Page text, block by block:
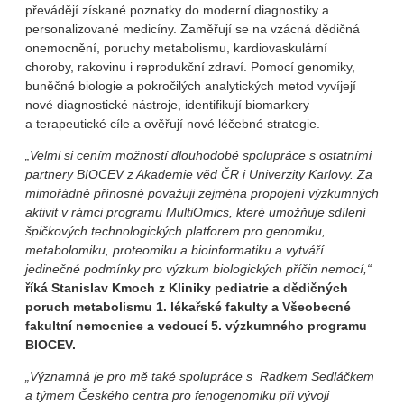
převádějí získané poznatky do moderní diagnostiky a
personalizované medicíny. Zaměřují se na vzácná dědičná
onemocnění, poruchy metabolismu, kardiovaskulární
choroby, rakovinu i reprodukční zdraví. Pomocí genomiky,
buněčné biologie a pokročilých analytických metod vyvíjejí
nové diagnostické nástroje, identifikují biomarkery
a terapeutické cíle a ověřují nové léčebné strategie.
„Velmi si cením možností dlouhodobé spolupráce s ostatními
partnery BIOCEV z Akademie věd ČR i Univerzity Karlovy. Za
mimořádně přínosné považuji zejména propojení výzkumných
aktivit v rámci programu MultiOmics, které umožňuje sdílení
špičkových technologických platforem pro genomiku,
metabolomiku, proteomiku a bioinformatiku a vytváří
jedinečné podmínky pro výzkum biologických příčin nemocí,“
říká Stanislav Kmoch z Kliniky pediatrie a dědičných
poruch metabolismu 1. lékařské fakulty a Všeobecné
fakultní nemocnice a vedoucí 5. výzkumného programu
BIOCEV.
„Významná je pro mě také spolupráce s Radkem Sedláčkem
a týmem Českého centra pro fenogenomiku při vývoji